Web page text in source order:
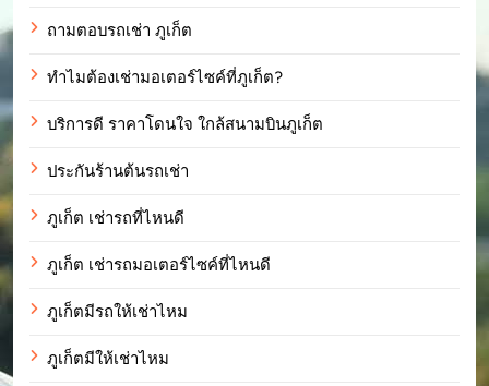
ถามตอบรถเช่า ภูเก็ต
ทำไมต้องเช่ามอเตอร์ไซค์ที่ภูเก็ต?
บริการดี ราคาโดนใจ ใกล้สนามบินภูเก็ต
ประกันร้านต้นรถเช่า
ภูเก็ต เช่ารถที่ไหนดี
ภูเก็ต เช่ารถมอเตอร์ไซค์ที่ไหนดี
ภูเก็ตมีรถให้เช่าไหม
ภูเก็ตมีให้เช่าไหม